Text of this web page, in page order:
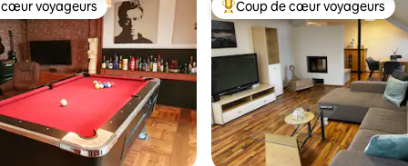
voyageurs
voyageurs Coups de cœur voyageurs les
Coup de cœur voyageurs